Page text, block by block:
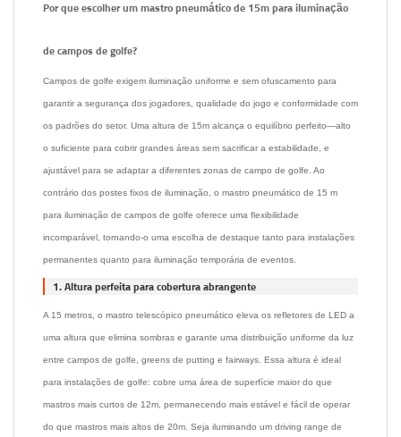
Por que escolher um mastro pneumático de 15m para iluminação
de campos de golfe?
Campos de golfe exigem iluminação uniforme e sem ofuscamento para
garantir a segurança dos jogadores, qualidade do jogo e conformidade com
os padrões do setor. Uma altura de 15m alcança o equilíbrio perfeito—alto
o suficiente para cobrir grandes áreas sem sacrificar a estabilidade, e
ajustável para se adaptar a diferentes zonas de campo de golfe. Ao
contrário dos postes fixos de iluminação, o mastro pneumático de 15 m
para iluminação de campos de golfe oferece uma flexibilidade
incomparável, tornando-o uma escolha de destaque tanto para instalações
permanentes quanto para iluminação temporária de eventos.
1. Altura perfeita para cobertura abrangente
A 15 metros, o mastro telescópico pneumático eleva os refletores de LED a
uma altura que elimina sombras e garante uma distribuição uniforme da luz
entre campos de golfe, greens de putting e fairways. Essa altura é ideal
para instalações de golfe: cobre uma área de superfície maior do que
mastros mais curtos de 12m, permanecendo mais estável e fácil de operar
do que mastros mais altos de 20m. Seja iluminando um driving range de